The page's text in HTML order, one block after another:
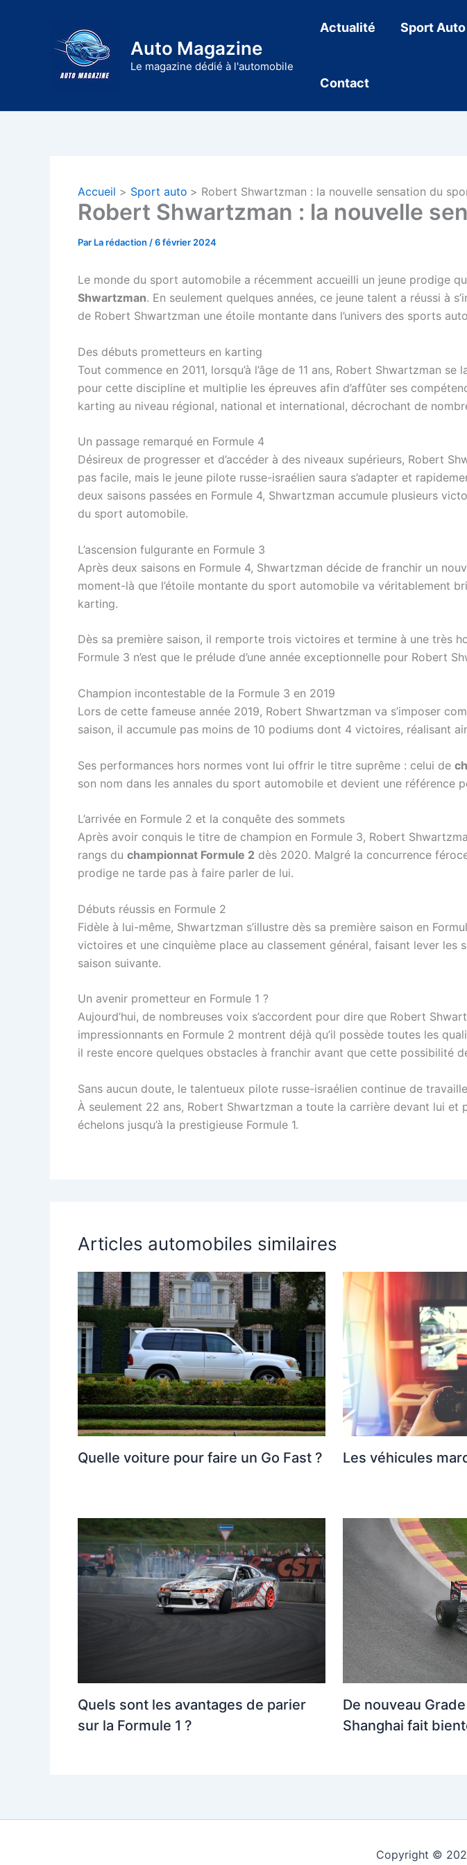
Auto Magazine
Le magazine dédié à l'automobile
Actualité Sport Auto
Contact
Accueil Sport auto Robert Shwartzman : la nouvelle sensation du
Robert Shwartzman : la nouvelle
Par La rédaction /6 février 2024
Le monde du sport automobile a récemment accueilli un jeune prodige
Shwartzman. En seulement quelques années, ce jeune talent a réussi à
de Robert Shwartzman une étoile montante dans l’univers des sports
Des débuts prometteurs en karting
Tout commence en 2011, lorsqu’à l’âge de 11 ans, Robert Shwartzman
pour cette discipline et multiplie les épreuves afin d’affûter ses
karting au niveau régional, national et international, décrochant de
Un passage remarqué en Formule 4
Désireux de progresser et d’accéder à des niveaux supérieurs, Robert
pas facile, mais le jeune pilote russe-israélien saura s’adapter et
deux saisons passées en Formule 4, Shwartzman accumule plusieurs
du sport automobile.
L’ascension fulgurante en Formule 3
Après deux saisons en Formule 4, Shwartzman décide de franchir un
moment-là que l’étoile montante du sport automobile va véritablement
karting.
Dès sa première saison, il remporte trois victoires et termine à une très
Formule 3 n’est que le prélude d’une année exceptionnelle pour Robert
Champion incontestable de la Formule 3 en 2019
Lors de cette fameuse année 2019, Robert Shwartzman va s’imposer
saison, il accumule pas moins de 10 podiums dont 4 victoires, réalisant
Ses performances hors normes vont lui offrir le titre suprême : celui de
son nom dans les annales du sport automobile et devient une référence
L’arrivée en Formule 2 et la conquête des sommets
Après avoir conquis le titre de champion en Formule 3, Robert
rangs du championnat Formule 2 dès 2020. Malgré la concurrence
prodige ne tarde pas à faire parler de lui.
Débuts réussis en Formule 2
Fidèle à lui-même, Shwartzman s’illustre dès sa première saison en
victoires et une cinquième place au classement général, faisant lever
saison suivante.
Un avenir prometteur en Formule 1 ?
Aujourd’hui, de nombreuses voix s’accordent pour dire que Robert
impressionnants en Formule 2 montrent déjà qu’il possède toutes les
il reste encore quelques obstacles à franchir avant que cette possibilité
Sans aucun doute, le talentueux pilote russe-israélien continue de
À seulement 22 ans, Robert Shwartzman a toute la carrière devant lui
échelons jusqu’à la prestigieuse Formule 1.
Articles automobiles similaires
Quelle voiture pour faire un Go Fast ? Les véhicules
Quels sont les avantages de parier
sur la Formule 1 ?
De nouveau
Shanghai fait
Copyright ©